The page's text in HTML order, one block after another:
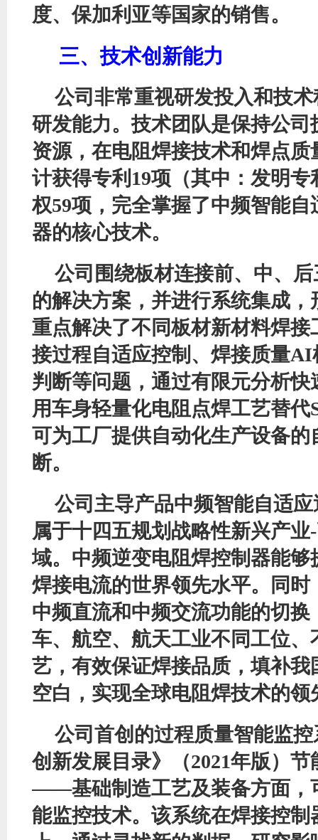
度、保加利亚等国家的销售。
三、技术创新能力
公司非常重视研发投入和技
研发能力。技术团队是保持公
资源， 在电阻焊接技术和焊点
计获得专利 19项（其中：发明
权59项，完全掌握了中频智能
器的核心技术。
公司围绕板材连接前、中、
的解决方案，并进行系统集成
重点解决了不同板材新材料焊
接过程自适应控制、焊接质量AI
判断等问题，通过有限元分析
用车身轻量化电阻点焊工艺替代
可为工厂提供自动化生产设备的
断。
公司主导产品中频智能自适
属于十四五规划战略性新兴产业
域。中频逆变电阻焊控制器能够
焊接电流的世界领先水平。同
中频直流和中频交流功能的切
车、航空、航天工业不同工位、
艺，有效保证焊接品质，填补
空白，实现全球电阻焊技术的领
公司首创的过程质量智能监
创新发展目录》（2021年版）
——基础制造工艺及装备方面，
能监控技术。该系统在焊接控制